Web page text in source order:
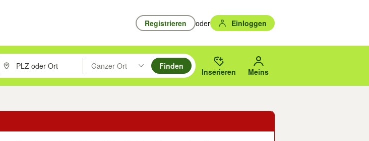
Registrieren oder Einloggen
mit den Pfeiltasten nach oben/unten durchsuchen und mit Eingabetaste auswählen.
PLZ oder Ort eingeben. Eingabetaste drücken um zu suchen, oder Vorschläge mit den Pfeiltasten nach oben/
Ganzer Ort
Suche im Umkreis des gewählten Orts oder PLZ.
Finden
Inserieren Meins